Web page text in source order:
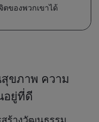
ของพวกเขาได้
ขภาพ ความ
อยู่ที่ดี